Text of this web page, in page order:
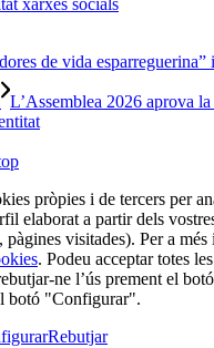
xarxes socials
de vida esparreguerina”
L’Assemblea 2026 aprova
pròpies i de tercers per
elaborat a partir dels
pàgines visitades). Per a
. Podeu acceptar totes
ne l’ús prement el
botó "Configurar".
Rebutjar